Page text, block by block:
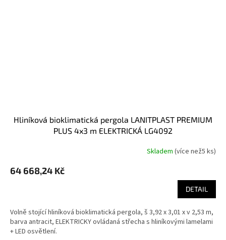
hliníková bioklimatická pergola LANITPLAST PREMIUM
PLUS 4x3 m ELEKTRICKÁ LG4092
Skladem (více než5 ks)
64 668,24 Kč
DETAIL
Volně stojící hliníková bioklimatická pergola, š 3,92 x 3,01 x v 2,53 m,
barva antracit, ELEKTRICKY ovládaná střecha s hliníkovými lamelami
+ LED osvětlení.